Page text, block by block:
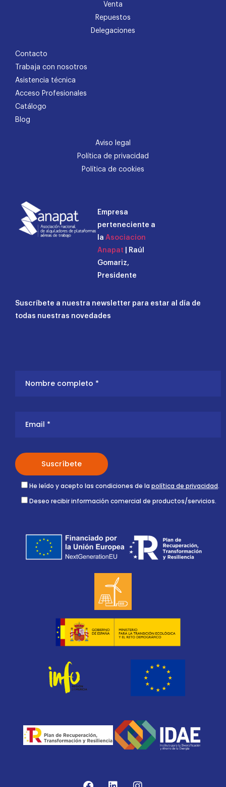
Venta
Repuestos
Delegaciones
Contacto
Trabaja con nosotros
Asistencia técnica
Acceso Profesionales
Catálogo
Blog
Aviso legal
Política de privacidad
Política de cookies
Empresa
perteneciente a
la Asociacion
Anapat | Raúl
Gomariz,
Presidente
Suscríbete a nuestra newsletter para estar al día de
todas nuestras novedades
He leído y acepto las condiciones de la política de privacidad.
Deseo recibir información comercial de productos/servicios.